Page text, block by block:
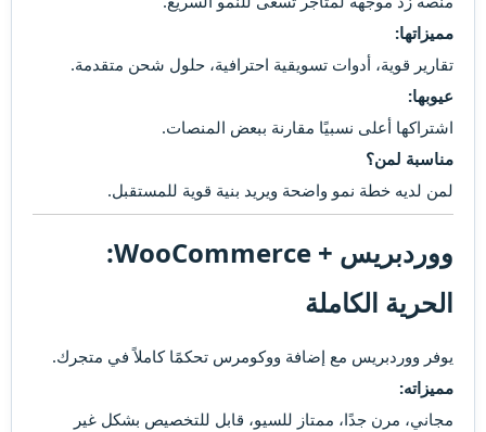
مميزاتها:
تقارير قوية، أدوات تسويقية احترافية، حلول شحن متقدمة.
عيوبها:
اشتراكها أعلى نسبيًا مقارنة ببعض المنصات.
مناسبة لمن؟
لمن لديه خطة نمو واضحة ويريد بنية قوية للمستقبل.
ووردبريس + WooCommerce:
الحرية الكاملة​
يوفر ووردبريس مع إضافة ووكومرس تحكمًا كاملاً في متجرك.
مميزاته:
مجاني، مرن جدًا، ممتاز للسيو، قابل للتخصيص بشكل غير